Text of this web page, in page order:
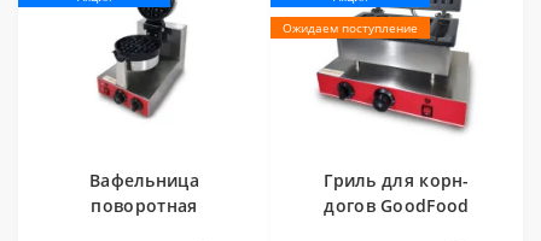
Вафельница
поворотная
Ожидаем поступление
Гриль для корн-
догов GoodFood